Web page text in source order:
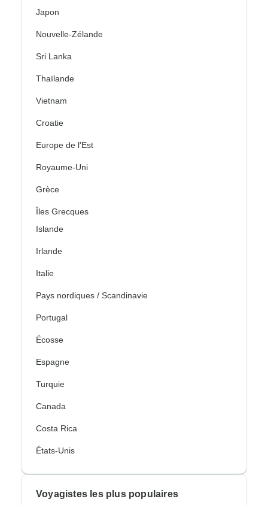
Japon
Nouvelle-Zélande
Sri Lanka
Thaïlande
Vietnam
Croatie
Europe de l'Est
Royaume-Uni
Grèce
Îles Grecques
Islande
Irlande
Italie
Pays nordiques / Scandinavie
Portugal
Écosse
Espagne
Turquie
Canada
Costa Rica
États-Unis
Voyagistes les plus populaires